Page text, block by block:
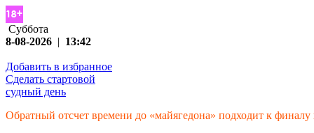
Суббота
8-08-2026 | 13:42
Добавить в избранное
Сделать стартовой
судный день
Обратный отсчет времени до «майягедона» подходит к финалу